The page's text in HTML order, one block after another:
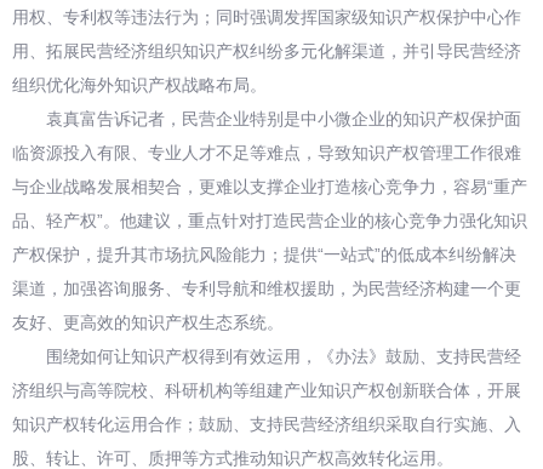
用权、专利权等违法行为；同时强调发挥国家级知识产权保护中心作
用、拓展民营经济组织知识产权纠纷多元化解渠道，并引导民营经济
组织优化海外知识产权战略布局。
袁真富告诉记者，民营企业特别是中小微企业的知识产权保护面
临资源投入有限、专业人才不足等难点，导致知识产权管理工作很难
与企业战略发展相契合，更难以支撑企业打造核心竞争力，容易“重产
品、轻产权”。他建议，重点针对打造民营企业的核心竞争力强化知识
产权保护，提升其市场抗风险能力；提供“一站式”的低成本纠纷解决
渠道，加强咨询服务、专利导航和维权援助，为民营经济构建一个更
友好、更高效的知识产权生态系统。
围绕如何让知识产权得到有效运用，《办法》鼓励、支持民营经
济组织与高等院校、科研机构等组建产业知识产权创新联合体，开展
知识产权转化运用合作；鼓励、支持民营经济组织采取自行实施、入
股、转让、许可、质押等方式推动知识产权高效转化运用。